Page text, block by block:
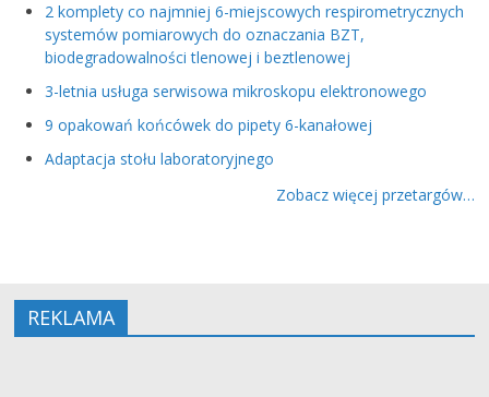
2 komplety co najmniej 6-miejscowych respirometrycznych
systemów pomiarowych do oznaczania BZT,
biodegradowalności tlenowej i beztlenowej
3-letnia usługa serwisowa mikroskopu elektronowego
9 opakowań końcówek do pipety 6-kanałowej
Adaptacja stołu laboratoryjnego
Zobacz więcej przetargów…
REKLAMA